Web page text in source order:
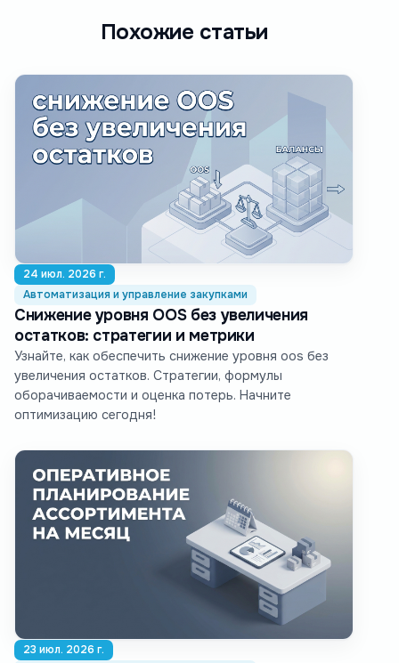
Похожие статьи
24 июл. 2026 г.
Автоматизация и управление закупками
Снижение уровня OOS без увеличения
остатков: стратегии и метрики
Узнайте, как обеспечить снижение уровня oos без
увеличения остатков. Стратегии, формулы
оборачиваемости и оценка потерь. Начните
оптимизацию сегодня!
23 июл. 2026 г.